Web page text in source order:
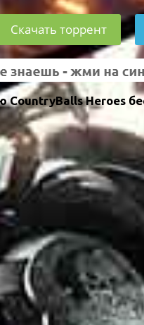
Скачать торрент
Heroes